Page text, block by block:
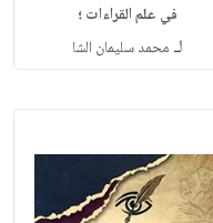
في علم القراءات ؛
لـ محمد سليمان الشا